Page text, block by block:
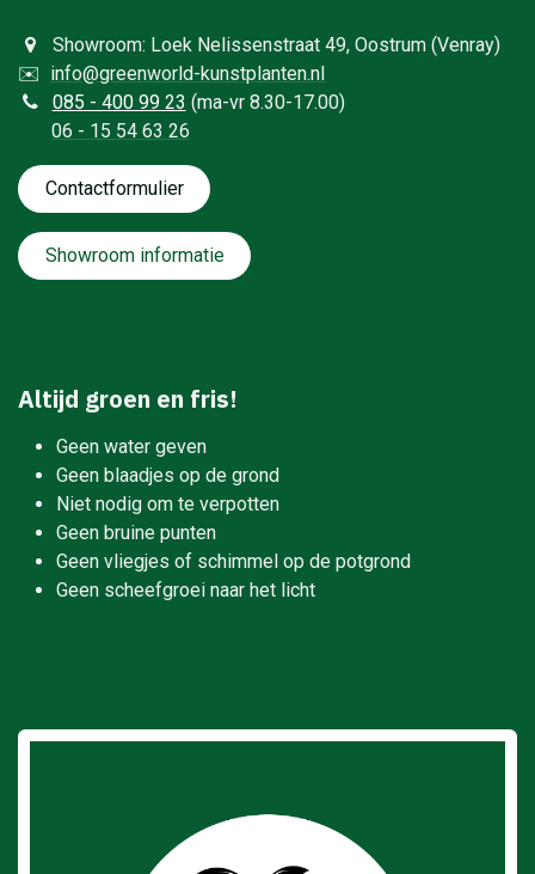
Showroom: Loek Nelissenstraat 49, Oostrum (Venray)
✉️ info@greenworld-kunstplanten.nl
085 - 400 99 23 (ma-vr 8.30-17.00)
06 - 15 54 63 26
Contactformulie​​​​​​​​r
Showroom informatie
Altijd groen en fris!
Geen water geven
Geen blaadjes op de grond
Niet nodig om te verpotten
Geen bruine punten
Geen vliegjes of schimmel op de potgrond
Geen scheefgroei naar het licht